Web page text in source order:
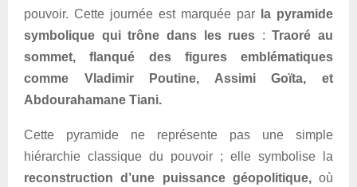
pouvoir. Cette journée est marquée par la pyramide
symbolique qui trône dans les rues :Traoré au
sommet, flanqué des figures emblématiques
comme Vladimir Poutine, Assimi Goïta, et
Abdourahamane Tiani.
Cette pyramide ne représente pas une simple
hiérarchie classique du pouvoir ; elle symbolise la
reconstruction d’une puissance géopolitique,où